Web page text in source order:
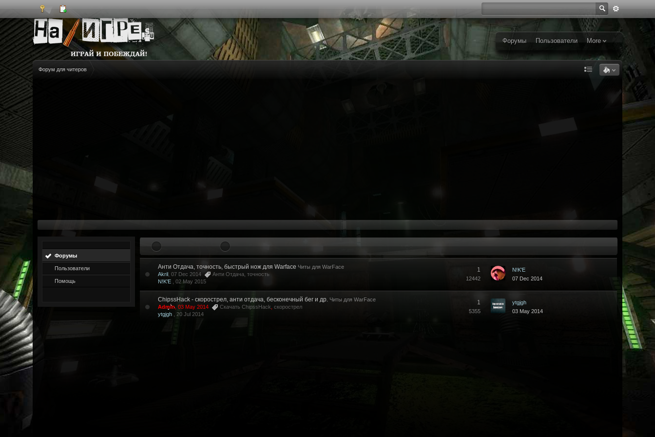
Форумы Пользователи More
Форум для читеров
Форумы
Пользователи
Помощь
Анти Отдача, точность, быстрый нож для Warface Читы для WarFace
Akril , 07 Dec 2014 Анти Отдача ,точность
N!K'E ,02 May 2015
1
12442
N!K'E
07 Dec 2014
ChipssHack - скорострел, анти отдача, бесконечный бег и др. Читы для WarFace
Admin , 03 May 2014 Скачать ChipssHack ,скорострел
ytgjgh ,20 Jul 2014
1
5355
ytgjgh
03 May 2014